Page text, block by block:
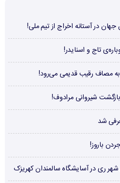
در آستانه اخراج از تیم ملی!
تاج و اسنایدر!
مصاف رقیب قدیمی می‌رود!
شیروانی مرادوف!
شد
باروز!
ری در آسایشگاه سالمندان کهریزک